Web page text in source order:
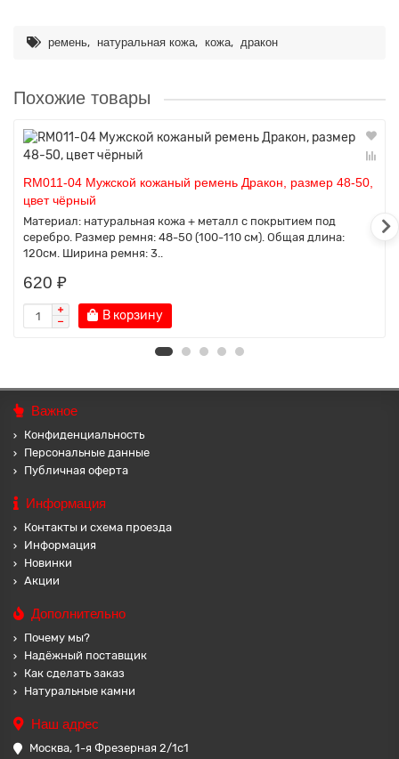
ремень, натуральная кожа, кожа, дракон
Похожие товары
RM011-04 Мужской кожаный ремень Дракон, размер 48-50,
цвет чёрный
Материал: натуральная кожа + металл c покрытием под
серебро. Размер ремня: 48-50 (100-110 см). Общая длина:
120см. Ширина ремня: 3..
620 ₽
В корзину
Важное
Конфиденциальность
Персональные данные
Публичная оферта
Информация
Контакты и схема проезда
Информация
Новинки
Акции
Дополнительно
Почему мы?
Надёжный поставщик
Как сделать заказ
Натуральные камни
Наш адрес
Москва, 1-я Фрезерная 2/1с1